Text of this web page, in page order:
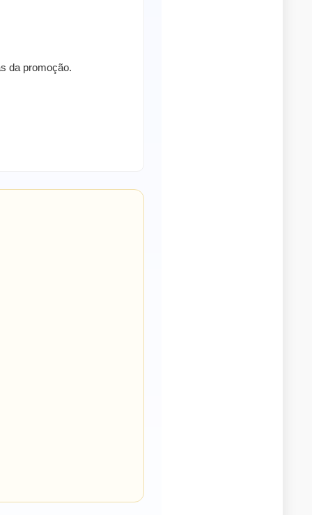
da promoção.